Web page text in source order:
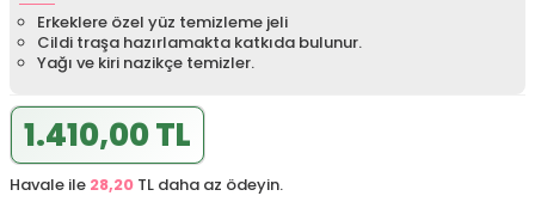
Erkeklere özel yüz temizleme jeli
Cildi traşa hazırlamakta katkıda bulunur.
Yağı ve kiri nazikçe temizler.
1.410,00 TL
Havale ile 28,20 TL daha az ödeyin.